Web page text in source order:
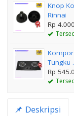
Knop
Rinnai
Rp 4.000
Tungku
Rp
Deskripsi